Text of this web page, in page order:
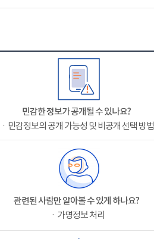
민감한 정보가 공개될 수 있나요?
ㆍ민감정보의 공개 가능성 및 비공개 선택 방법
관련된 사람만 알아볼 수 있게 하나요?
ㆍ가명정보 처리